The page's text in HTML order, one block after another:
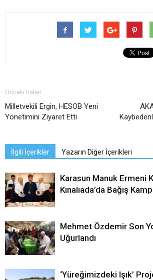
Önceki haber
Milletvekili Ergin, HESOB Yeni
Yönetimini Ziyaret Etti
İlgili İçerikler Yazarın Diğer İçerikleri
Karasun Manuk Ermeni
Kınalıada’da Bağış
Mehmet Özdemir Son
Uğurlandı
‘Yüreğimizdeki Işık’